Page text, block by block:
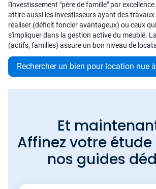
l'investissement "père de famille" par
attire aussi les investisseurs ayant des
réaliser (déficit foncier avantageux) ou ceux
s'impliquer dans la gestion active du meublé.
(actifs, familles) assure un bon niveau de
Rechercher un bien pour location nue
Et
Affinez votre
nos guides